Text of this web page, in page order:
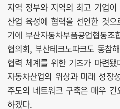
지역 정부와 지역의 최고 기업
산업 육성에 협력을 선언한 것
기에 부산자동차부품공업협동조
협의회, 부산테크노파크도 동참
협력 체계를 위한 기초가 마련
자동차산업의 위상과 미래 성장
주도의 네트워크 구축은 매우
하겠다.